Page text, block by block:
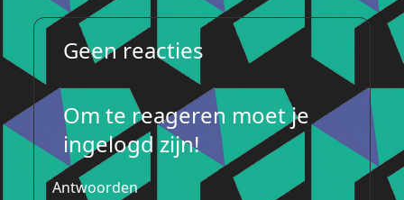
Geen reacties
Om te reageren moet je
ingelogd zijn!
Antwoorden